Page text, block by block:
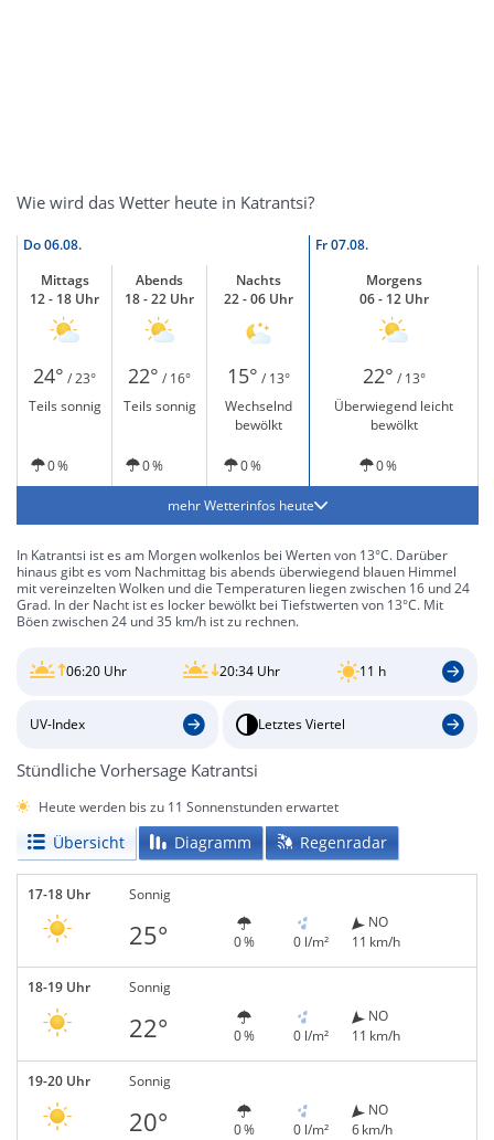
Wie wird das Wetter heute in Katrantsi?
Do06.08. Fr07.08.
Mittags
12 - 18 Uhr
Abends
18 - 22 Uhr
Nachts
22 - 06 Uhr
Morgens
06 - 12 Uhr
24° / 23° 22° / 16° 15° / 13° 22° / 13°
Teils sonnig
Teils sonnig
Wechselnd
bewölkt
Überwiegend leicht
bewölkt
0 % 0 % 0 % 0 %
mehr Wetterinfos heute
In Katrantsi ist es am Morgen wolkenlos bei Werten von 13°C. Darüber
hinaus gibt es vom Nachmittag bis abends überwiegend blauen Himmel
mit vereinzelten Wolken und die Temperaturen liegen zwischen 16 und 24
Grad. In der Nacht ist es locker bewölkt bei Tiefstwerten von 13°C. Mit
Böen zwischen 24 und 35 km/h ist zu rechnen.
06:20 Uhr 20:34 Uhr 11 h
UV-Index Letztes Viertel
Stündliche Vorhersage Katrantsi
Heute werden bis zu 11 Sonnenstunden erwartet
Übersicht Diagramm Regenradar
17-18 Uhr Sonnig
25° 0 % 0 l/m²
NO
11 km/h
18-19 Uhr Sonnig
22° 0 % 0 l/m²
NO
11 km/h
19-20 Uhr Sonnig
20° 0 % 0 l/m²
NO
6 km/h